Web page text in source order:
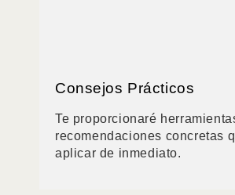
Consejos Prácticos
Te proporcionaré
recomendaciones concretas
aplicar de inmediato.